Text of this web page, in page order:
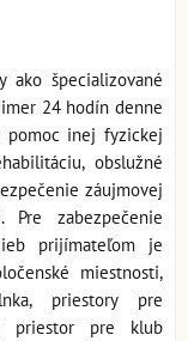
ako špecializované
24 hodín denne
pomoc inej fyzickej
obslužné
záujmovej
Pre zabezpečenie
prijímateľom je
miestnosti,
priestory pre
priestor pre klub